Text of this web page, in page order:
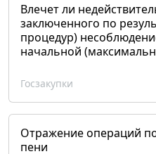
Влечет ли
заключенного по
процедур)
начальной
Госзакупки
Отражение операций
пени